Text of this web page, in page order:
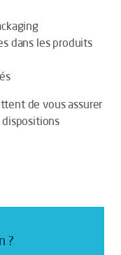
dans les produits
de vous assurer
?